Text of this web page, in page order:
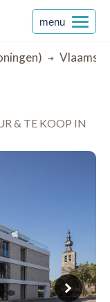
menu
Vlaams-
& TE KOOP IN
10